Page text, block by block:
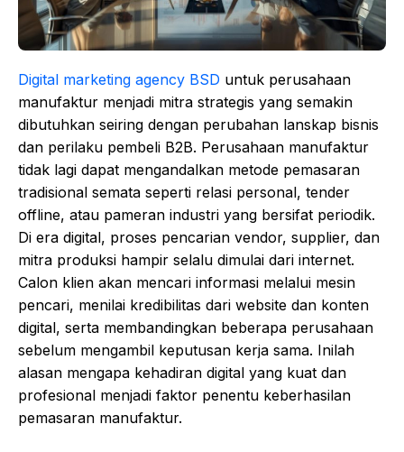
Digital marketing agency BSD untuk perusahaan
manufaktur menjadi mitra strategis yang semakin
dibutuhkan seiring dengan perubahan lanskap bisnis
dan perilaku pembeli B2B. Perusahaan manufaktur
tidak lagi dapat mengandalkan metode pemasaran
tradisional semata seperti relasi personal, tender
offline, atau pameran industri yang bersifat periodik.
Di era digital, proses pencarian vendor, supplier, dan
mitra produksi hampir selalu dimulai dari internet.
Calon klien akan mencari informasi melalui mesin
pencari, menilai kredibilitas dari website dan konten
digital, serta membandingkan beberapa perusahaan
sebelum mengambil keputusan kerja sama. Inilah
alasan mengapa kehadiran digital yang kuat dan
profesional menjadi faktor penentu keberhasilan
pemasaran manufaktur.